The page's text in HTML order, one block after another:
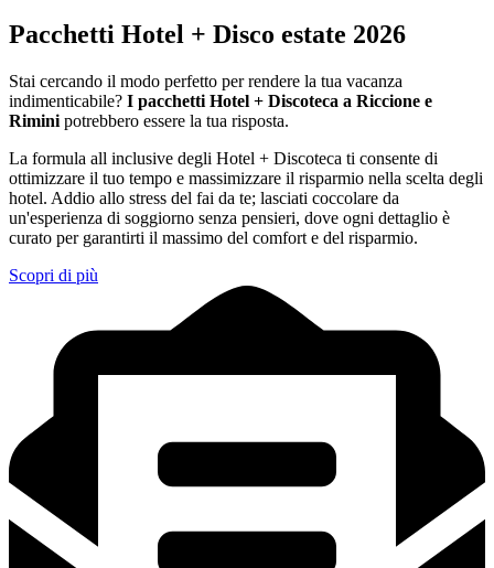
Pacchetti Hotel + Disco estate 2026
Stai cercando il modo perfetto per rendere la tua vacanza
indimenticabile? I pacchetti Hotel + Discoteca a Riccione e
Rimini potrebbero essere la tua risposta.
La formula all inclusive degli Hotel + Discoteca ti consente di
ottimizzare il tuo tempo e massimizzare il risparmio nella scelta degli
hotel. Addio allo stress del fai da te; lasciati coccolare da
un'esperienza di soggiorno senza pensieri, dove ogni dettaglio è
curato per garantirti il massimo del comfort e del risparmio.
Scopri di più